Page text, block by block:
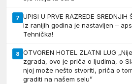
7 UPISI U PRVE RAZREDE
iz ranijih godina je nastavljen –
Tehnička!
8 OTVOREN HOTEL ZLATNI LUG
zgrada, ovo je priča o ljudima, o
njoj može nešto stvoriti, priča o
graditi na našem selu”